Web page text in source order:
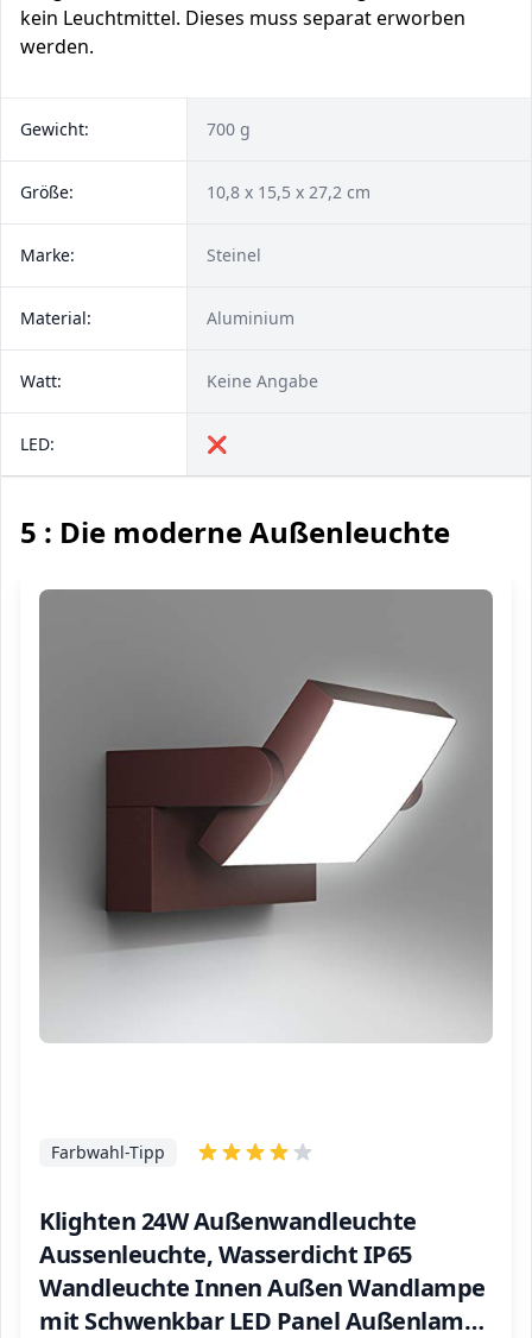
kein Leuchtmittel. Dieses muss separat erworben
werden.
Gewicht: 700 g
Größe: 10,8 x 15,5 x 27,2 cm
Marke: Steinel
Material: Aluminium
Watt: Keine Angabe
LED: ❌
5 : Die moderne Außenleuchte
Klighten 24W Außenwandleuchte
Aussenleuchte, Wasserdicht IP65
Wandleuchte Innen Außen Wandlampe
mit Schwenkbar LED Panel Außenlampe
Farbwahl-Tipp